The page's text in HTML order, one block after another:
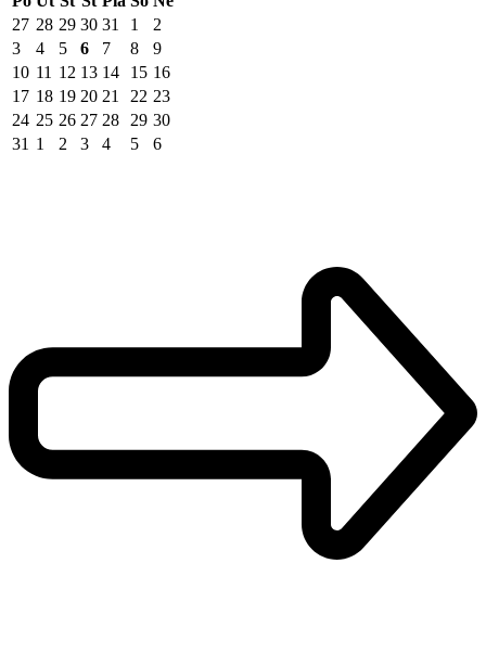
27 28 29 30 31 1
2
3
4 5 6 7 8
9
10 11 12 13 14 15 16
17 18 19 20 21 22 23
24 25 26 27 28 29 30
31 1 2 3 4 5 6